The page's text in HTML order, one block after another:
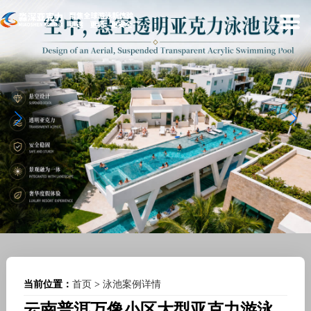
当前位置： 首页 > 泳池案例详情